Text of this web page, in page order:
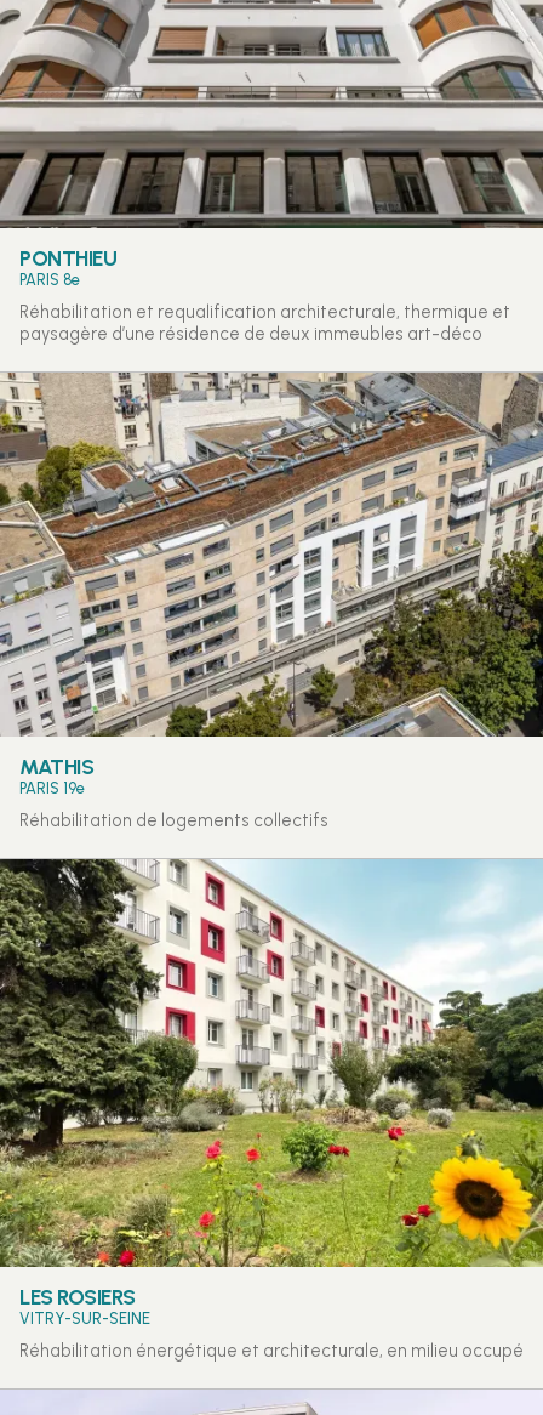
PONTHIEU
PARIS 8e
Réhabilitation et requalification architecturale, thermique et
paysagère d’une résidence de deux immeubles art-déco
MATHIS
PARIS 19e
Réhabilitation de logements collectifs
LES ROSIERS
VITRY-SUR-SEINE
Réhabilitation énergétique et architecturale, en milieu occupé